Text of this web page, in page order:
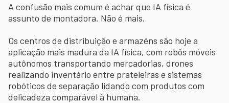
A confusão mais comum é achar que IA física é
assunto de montadora. Não é mais.
Os centros de distribuição e armazéns são hoje a
aplicação mais madura da IA física, com robôs móveis
autônomos transportando mercadorias, drones
realizando inventário entre prateleiras e sistemas
robóticos de separação lidando com produtos com
delicadeza comparável à humana.